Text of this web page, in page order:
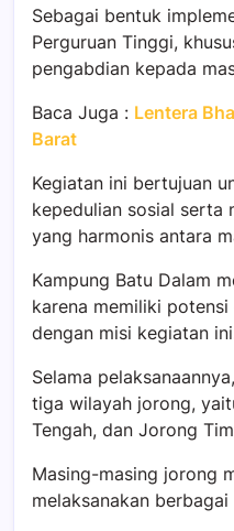
Sebagai bentuk
Perguruan Tinggi,
pengabdian kepada
Baca Juga : Lentera
Barat
Kegiatan ini bertujuan
kepedulian sosial serta
yang harmonis antara
Kampung Batu Dalam
karena memiliki
dengan misi kegiatan
Selama
tiga wilayah jorong,
Tengah, dan Jorong
Masing-masing jorong
melaksanakan